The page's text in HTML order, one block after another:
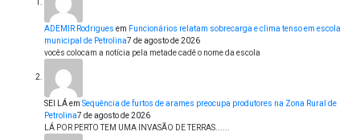
ADEMIR Rodrigues em Funcionários relatam sobrecarga e clima tenso em escola
municipal de Petrolina7 de agosto de 2026
vocês colocam a notícia pela metade cadê o nome da escola
SEI LÁem Sequência de furtos de arames preocupa produtores na Zona Rural de
Petrolina7 de agosto de 2026
LÁ POR PERTO TEM UMA INVASÃO DE TERRAS......